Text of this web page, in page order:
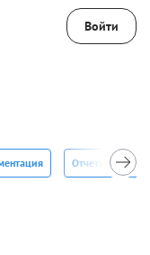
Войти
Отчеты